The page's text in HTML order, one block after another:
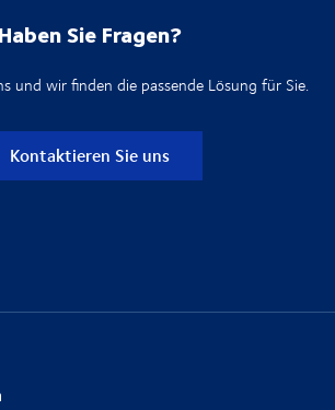
Haben Sie Fragen?
und wir finden die passende Lösung für Sie.
Kontaktieren Sie uns